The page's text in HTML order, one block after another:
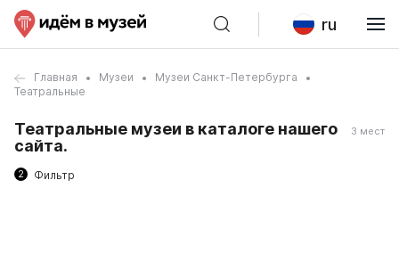
ru
Главная Музеи
Музеи Санкт-Петербурга
Театральные
Театральные музеи в каталоге нашего
сайта.
3 мест
2 Фильтр